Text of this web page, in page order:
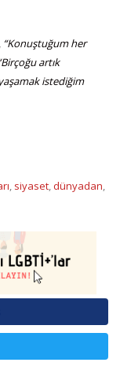
“Konuştuğum her
artık
istediğim
, siyaset,dünyadan,